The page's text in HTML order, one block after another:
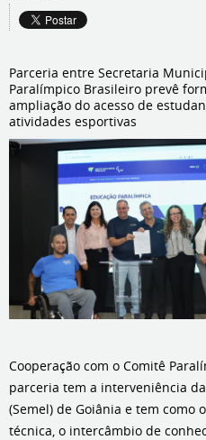
Parceria entre Secretaria
Paralímpico Brasileiro prevê
ampliação do acesso de
atividades esportivas
Cooperação com o Comitê
parceria tem a interveniência
(Semel) de Goiânia e tem como
técnica, o intercâmbio de